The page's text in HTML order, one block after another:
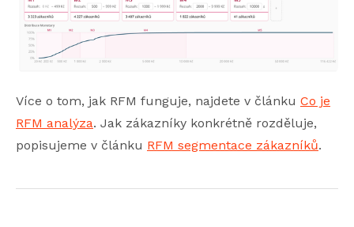
Více o tom, jak RFM funguje, najdete v článku Co je
RFM analýza. Jak zákazníky konkrétně rozděluje,
popisujeme v článku RFM segmentace zákazníků.